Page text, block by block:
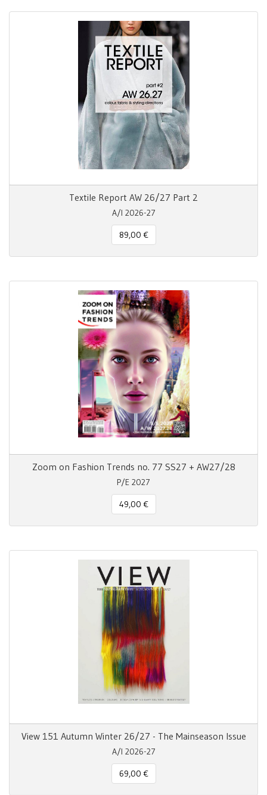
Textile Report AW 26/27 Part 2
A/I 2026-27
89,00 €
Zoom on Fashion Trends no. 77 SS27 + AW27/28
P/E 2027
49,00 €
View 151 Autumn Winter 26/27 - The Mainseason Issue
A/I 2026-27
69,00 €